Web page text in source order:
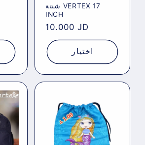
شنتة VERTEX 17
INCH
Regular
price
10.000 JD
اختيار